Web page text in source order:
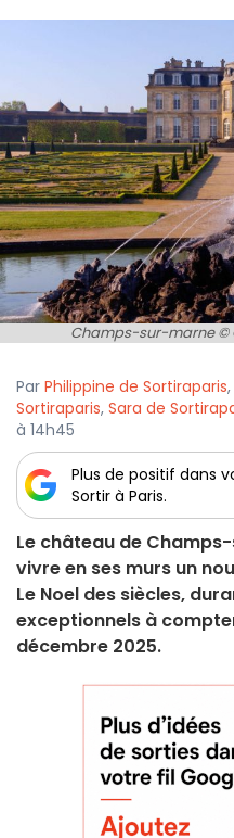
Champs-sur-marne ©
Par Philippine de Sortiraparis,
Sortiraparis, Sara de
à 14h45
Plus de positif dans
Sortir à Paris.
Le château de
vivre en ses murs un
Le Noel des siècles,
exceptionnels à
décembre 2025.